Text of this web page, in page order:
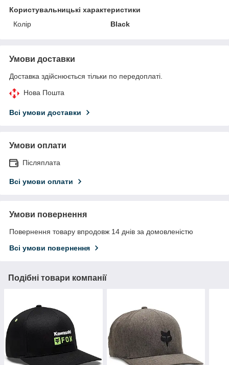
Користувальницькі характеристики
Колір
Black
Умови доставки
Доставка здійснюється тільки по передоплаті.
Нова Пошта
Всі умови доставки
Умови оплати
Післяплата
Всі умови оплати
Умови повернення
Повернення товару впродовж 14 днів за домовленістю
Всі умови повернення
Подібні товари компанії